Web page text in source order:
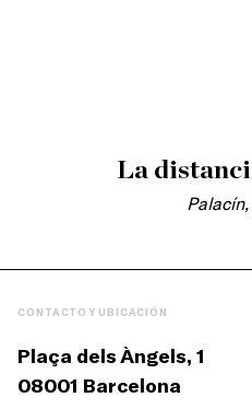
La
CONTACTO Y UBICACIÓN
Plaça dels Àngels, 1
08001 Barcelona